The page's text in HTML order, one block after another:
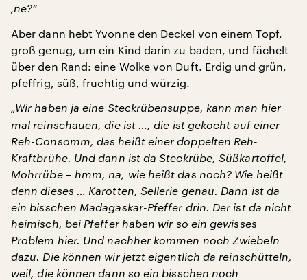
‚ne?“
Aber dann hebt Yvonne den Deckel von einem Topf,
groß genug, um ein Kind darin zu baden, und fächelt
über den Rand: eine Wolke von Duft. Erdig und grün,
pfeffrig, süß, fruchtig und würzig.
„Wir haben ja eine Steckrübensuppe, kann man hier
mal reinschauen, die ist …, die ist gekocht auf einer
Reh-Consomm, das heißt einer doppelten Reh-
Kraftbrühe. Und dann ist da Steckrübe, Süßkartoffel,
Mohrrübe – hmm, na, wie heißt das noch? Wie heißt
denn dieses … Karotten, Sellerie genau. Dann ist da
ein bisschen Madagaskar-Pfeffer drin. Der ist da nicht
heimisch, bei Pfeffer haben wir so ein gewisses
Problem hier. Und nachher kommen noch Zwiebeln
dazu. Die können wir jetzt eigentlich da reinschütteln,
weil, die können dann so ein bisschen noch